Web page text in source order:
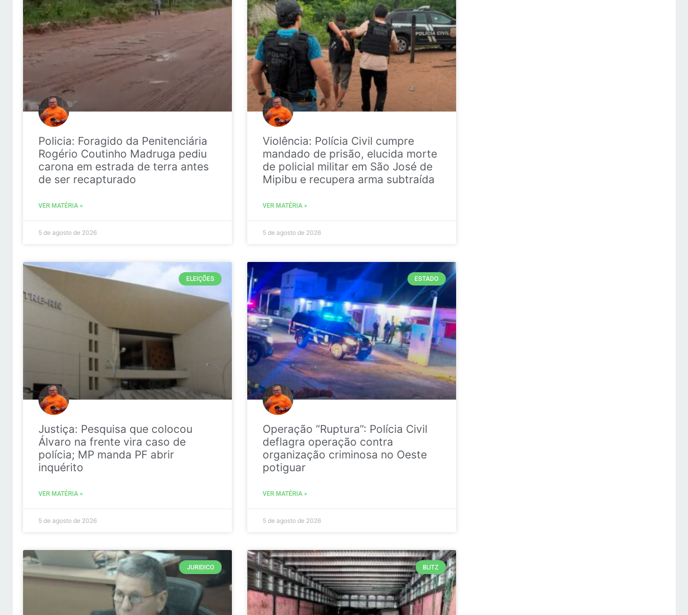
Policia: Foragido da Penitenciária
Rogério Coutinho Madruga pediu
carona em estrada de terra antes
de ser recapturado
VER MATÉRIA »
5 de agosto de 2026
Violência: Polícia Civil cumpre
mandado de prisão, elucida morte
de policial militar em São José de
Mipibu e recupera arma subtraída
VER MATÉRIA »
5 de agosto de 2026
ELEIÇÕES
Justiça: Pesquisa que colocou
Álvaro na frente vira caso de
polícia; MP manda PF abrir
inquérito
VER MATÉRIA »
5 de agosto de 2026
ESTADO
Operação “Ruptura”: Polícia Civil
deflagra operação contra
organização criminosa no Oeste
potiguar
VER MATÉRIA »
5 de agosto de 2026
JURIDICO BLITZ